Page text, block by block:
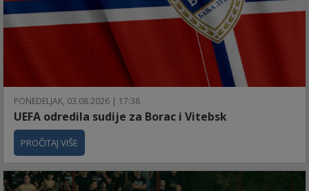
PONEDELJAK, 03.08.2026 | 17:38
UEFA odredila sudije za Borac i Vitebsk
PROČITAJ VIŠE